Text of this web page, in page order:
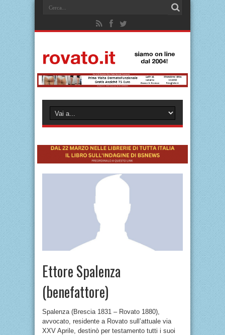
Ettore Spalenza
(benefattore)
Spalenza (Brescia 1831 – Rovato 1880),
avvocato, residente a Rovato sull’attuale via
XXV Aprile, destinò per testamento tutti i suoi